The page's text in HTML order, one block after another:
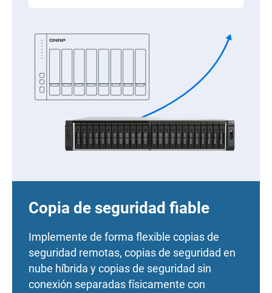
Copia de seguridad fiable
Implemente de forma flexible copias de
seguridad remotas, copias de seguridad en
nube híbrida y copias de seguridad sin
conexión separadas físicamente con